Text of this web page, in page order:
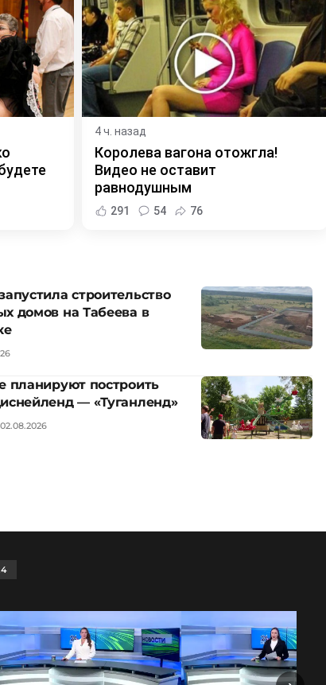
4 ч. назад
Королева вагона отожгла!
Видео не оставит
равнодушным
291 54 76
строительство
домов на Табеева в
планируют построить
— «Туганленд»
02.08.2026